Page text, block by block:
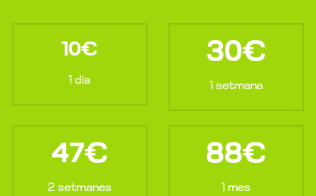
10€
1 dia
30€
1 setmana
47€
2 setmanes
88€
1 mes